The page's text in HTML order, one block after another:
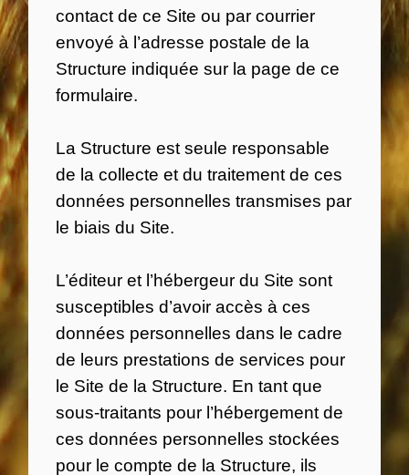
contact de ce Site ou par courrier
envoyé à l’adresse postale de la
Structure indiquée sur la page de ce
formulaire.
La Structure est seule responsable
de la collecte et du traitement de ces
données personnelles transmises par
le biais du Site.
L’éditeur et l’hébergeur du Site sont
susceptibles d’avoir accès à ces
données personnelles dans le cadre
de leurs prestations de services pour
le Site de la Structure. En tant que
sous-traitants pour l’hébergement de
ces données personnelles stockées
pour le compte de la Structure, ils